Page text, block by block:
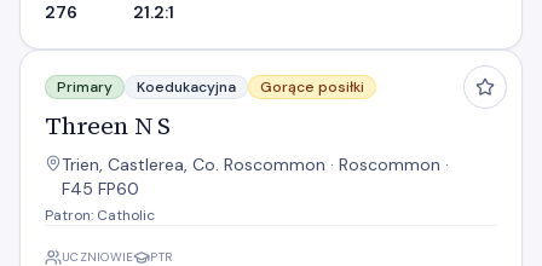
276 21.2:1
Threen N S
Primary Koedukacyjna Gorące posiłki
Threen N S
Trien, Castlerea, Co. Roscommon · Roscommon ·
F45 FP60
Patron: Catholic
UCZNIOWIE PTR